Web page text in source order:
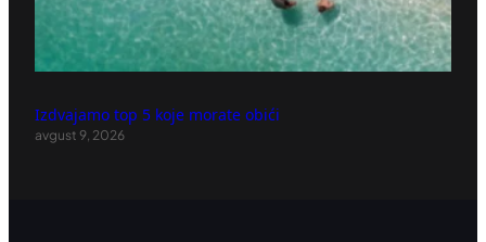
Izdvajamo top 5 koje morate obići
avgust 9, 2026